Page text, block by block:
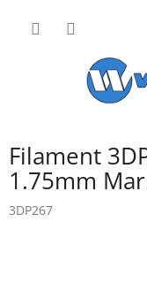
Filament
1.75mm
3DP267